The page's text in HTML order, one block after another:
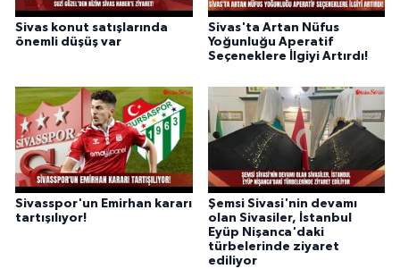
Sivas konut satışlarında
önemli düşüş var
Sivas'ta Artan Nüfus
Yoğunluğu Aperatif
Seçeneklere İlgiyi Artırdı!
Sivasspor'un Emirhan kararı
tartışılıyor!
Şemsi Sivasi'nin devamı
olan Sivasiler, İstanbul
Eyüp Nişanca'daki
türbelerinde ziyaret
ediliyor